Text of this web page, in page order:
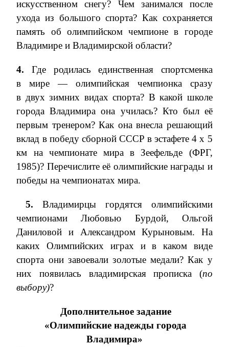
искусственном снегу? Чем занимался после
ухода из большого спорта? Как сохраняется
память об олимпийском чемпионе в городе
Владимире и Владимирской области?
4. Где родиласьединственная спортсменка
в мире — олимпийская чемпионка сразу
в двух зимних видах спорта? В какой школе
города Владимира она училась? Кто был её
первым тренером? Как она внесла решающий
вклад в победу сборной СССР в эстафете 4 х 5
км на чемпионате мира в Зеефельде (ФРГ,
1985)? Перечислите её олимпийские награды и
победы на чемпионатах мира.
5. Владимирцы гордятся олимпийскими
чемпионами Любовью Бурдой, Ольгой
Даниловой и Александром Курыновым. На
каких Олимпийских играх и в каком виде
спорта они завоевали золотые медали? Как у
них появилась владимирская прописка (по
выбору)?
Дополнительное задание
«Олимпийские надежды города
Владимира»